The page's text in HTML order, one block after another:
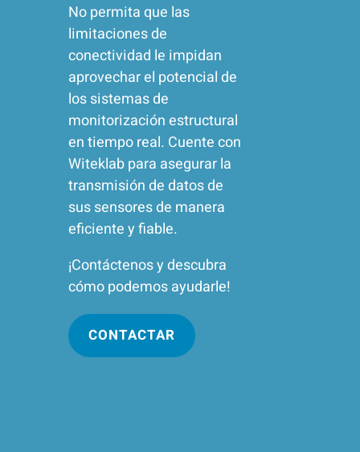
No permita que las
limitaciones de
conectividad le impidan
aprovechar el potencial de
los sistemas de
monitorización estructural
en tiempo real. Cuente con
Witeklab para asegurar la
transmisión de datos de
sus sensores de manera
eficiente y fiable.
¡Contáctenos y descubra
cómo podemos ayudarle!
CONTACTAR